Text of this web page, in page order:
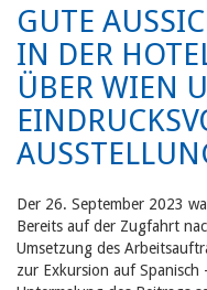
GUTE
IN DER
ÜBER WIEN
Der 26. September 2023
Bereits auf der Zugfahrt
Umsetzung des
zur Exkursion auf